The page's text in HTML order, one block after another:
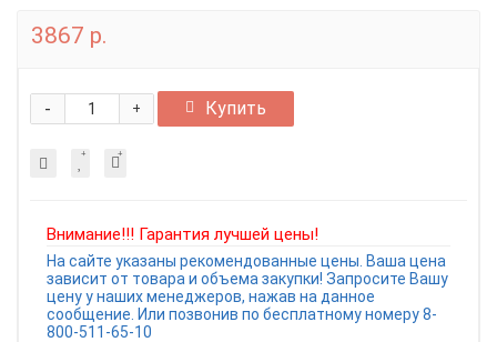
3867 р.
+
- Купить
Внимание!!! Гарантия лучшей цены!
На сайте указаны рекомендованные цены. Ваша цена
зависит от товара и объема закупки! Запросите Вашу
цену у наших менеджеров, нажав на данное
сообщение. Или позвонив по бесплатному номеру 8-
800-511-65-10